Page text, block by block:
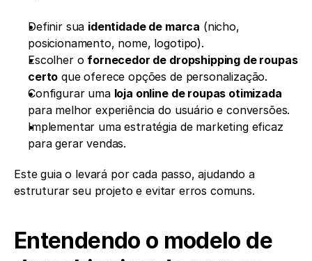
Definir sua identidade de marca (nicho,
posicionamento, nome, logotipo).
Escolher o fornecedor de dropshipping de roupas
certo que oferece opções de personalização.
Configurar uma loja online de roupas otimizada
para melhor experiência do usuário e conversões.
Implementar uma estratégia de marketing eficaz
para gerar vendas.
Este guia o levará por cada passo, ajudando a
estruturar seu projeto e evitar erros comuns.
Entendendo o modelo de